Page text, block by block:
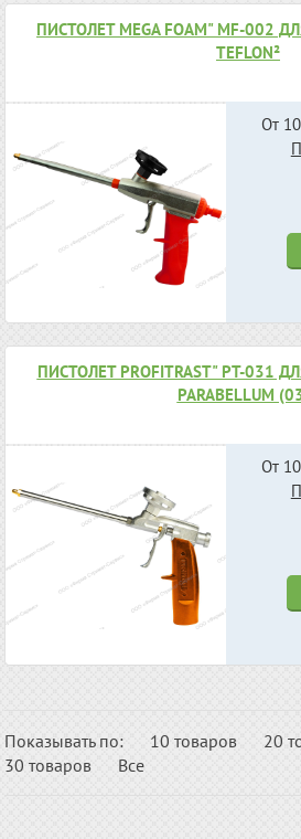
ПИСТОЛЕТ МEGA FOAM" MF-002
TEFLON²
От
ПИСТОЛЕТ PROFITRAST" PT-031
PARABELLUM
От
Показывать по: 10 товаров
20
30 товаров
Все